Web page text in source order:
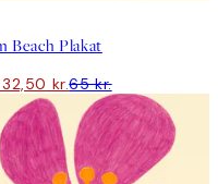
Beach Plakat
32,50 kr.65 kr.